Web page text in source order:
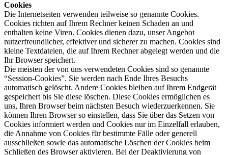
Cookies
Die Internetseiten verwenden teilweise so genannte Cookies.
Cookies richten auf Ihrem Rechner keinen Schaden an und
enthalten keine Viren. Cookies dienen dazu, unser Angebot
nutzerfreundlicher, effektiver und sicherer zu machen. Cookies sind
kleine Textdateien, die auf Ihrem Rechner abgelegt werden und die
Ihr Browser speichert.
Die meisten der von uns verwendeten Cookies sind so genannte
“Session-Cookies”. Sie werden nach Ende Ihres Besuchs
automatisch gelöscht. Andere Cookies bleiben auf Ihrem Endgerät
gespeichert bis Sie diese löschen. Diese Cookies ermöglichen es
uns, Ihren Browser beim nächsten Besuch wiederzuerkennen. Sie
können Ihren Browser so einstellen, dass Sie über das Setzen von
Cookies informiert werden und Cookies nur im Einzelfall erlauben,
die Annahme von Cookies für bestimmte Fälle oder generell
ausschließen sowie das automatische Löschen der Cookies beim
Schließen des Browser aktivieren. Bei der Deaktivierung von